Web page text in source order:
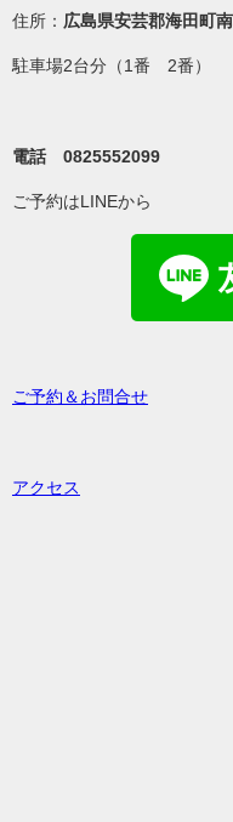
住所： 広島県安芸郡海田町
駐車場2台分（1番 2番）
電話 0825552099
ご予約はLINEから
ご予約＆お問合せ
アクセス